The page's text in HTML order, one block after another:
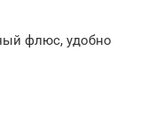
флюс, удобно